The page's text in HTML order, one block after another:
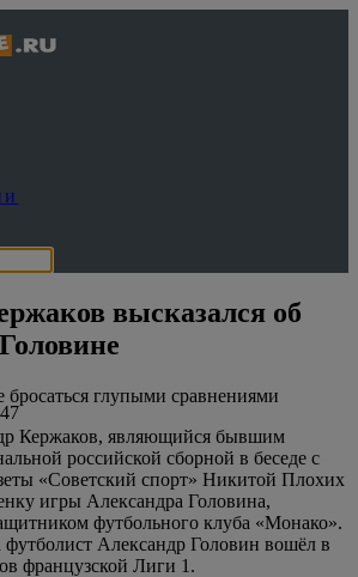
высказался об
бросаться глупыми сравнениями
Кержаков, являющийся бывшим
российской сборной в беседе с
«Советский спорт» Никитой Плохих
игры Александра Головина,
футбольного клуба «Монако».
Александр Головин вошёл в
французской Лиги 1.